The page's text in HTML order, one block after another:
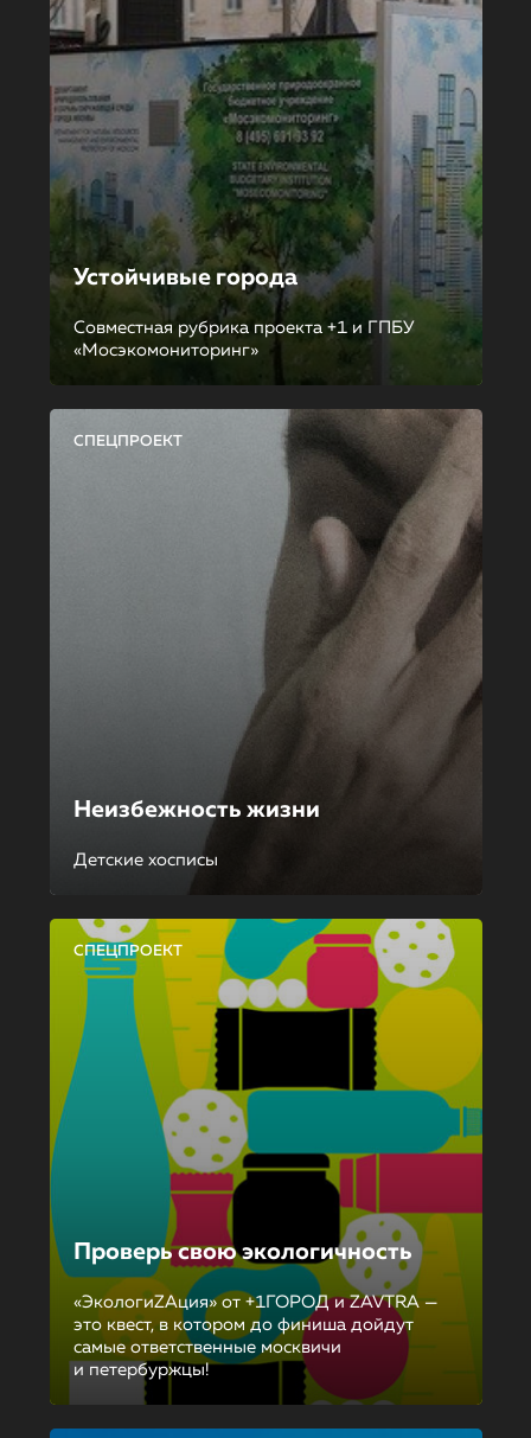
Устойчивые города
Совместная рубрика проекта +1 и ГПБУ
«Мосэкомониторинг»
СПЕЦПРОЕКТ
Неизбежность жизни
Детские хосписы
СПЕЦПРОЕКТ
Проверь свою экологичность
«ЭкологиZAция» от +1ГОРОД и ZAVTRA —
это квест, в котором до финиша дойдут
самые ответственные москвичи
и петербуржцы!